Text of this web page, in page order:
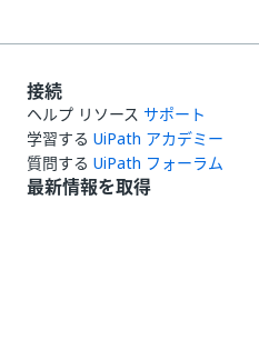
接続
ヘルプ リソース サポート
学習する UiPath アカデミー
質問する UiPath フォーラム
最新情報を取得